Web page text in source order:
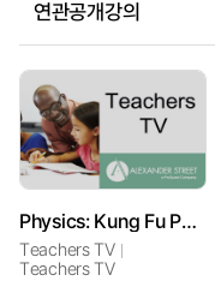
연관공개강의
Physics: Kung Fu Physics
Teachers TV
Teachers TV